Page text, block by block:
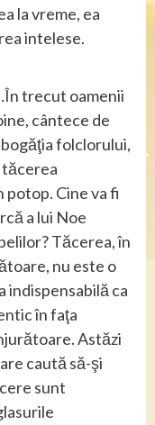
la vreme, ea
intelese.
trecut oamenii
cântece de
folclorului,
tăcerea
Cine va fi
a lui Noe
Tăcerea, în
nu este o
indispensabilă ca
în faţa
Astăzi
caută să-şi
sunt